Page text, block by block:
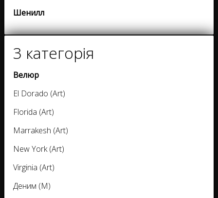
Шенилл
3 категорія
Велюр
El Dorado (Art)
Florida (Art)
Marrakesh (Art)
New York (Art)
Virginia (Art)
Деним (M)